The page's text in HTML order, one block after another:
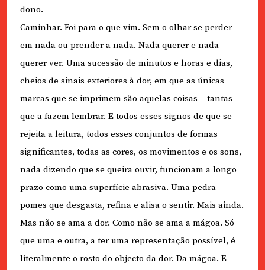
dono.
Caminhar. Foi para o que vim. Sem o olhar se perder
em nada ou prender a nada. Nada querer e nada
querer ver. Uma sucessão de minutos e horas e dias,
cheios de sinais exteriores à dor, em que as únicas
marcas que se imprimem são aquelas coisas – tantas –
que a fazem lembrar. E todos esses signos de que se
rejeita a leitura, todos esses conjuntos de formas
significantes, todas as cores, os movimentos e os sons,
nada dizendo que se queira ouvir, funcionam a longo
prazo como uma superfície abrasiva. Uma pedra-
pomes que desgasta, refina e alisa o sentir. Mais ainda.
Mas não se ama a dor. Como não se ama a mágoa. Só
que uma e outra, a ter uma representação possível, é
literalmente o rosto do objecto da dor. Da mágoa. E